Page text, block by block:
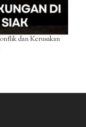
dan Kerusakan